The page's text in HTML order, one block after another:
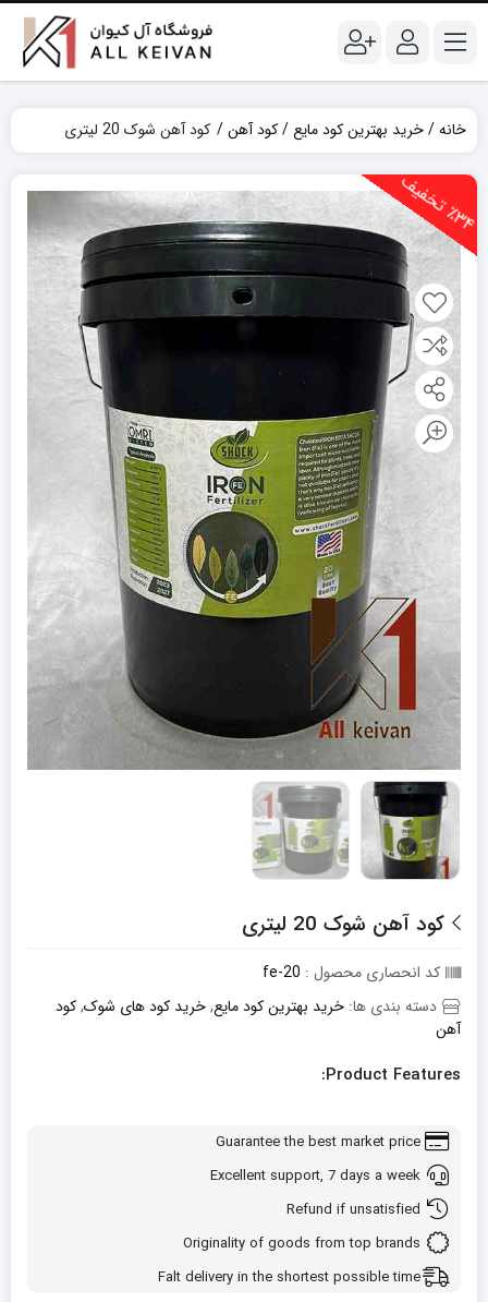
خانه خرید بهترین کود مایع کود آهن کود آهن شوک 20 لیتری
٪3
4
ت
خ
ف
یف
کود آهن شوک 20 لیتری
کد انحصاری محصول : fe-20
دسته بندی ها: خرید بهترین کود مایع,خرید کود های شوک,کود
آهن
Product Features:
Guarantee the best market price
Excellent support, 7 days a week
Refund if unsatisfied
Originality of goods from top brands
Falt delivery in the shortest possible time